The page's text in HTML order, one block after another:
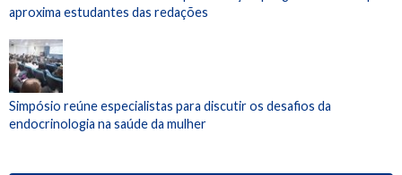
aproxima estudantes das redações
Simpósio reúne especialistas para discutir os desafios da
endocrinologia na saúde da mulher